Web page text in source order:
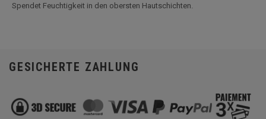
Spendet Feuchtigkeit in den obersten Hautschichten.
GESICHERTE ZAHLUNG